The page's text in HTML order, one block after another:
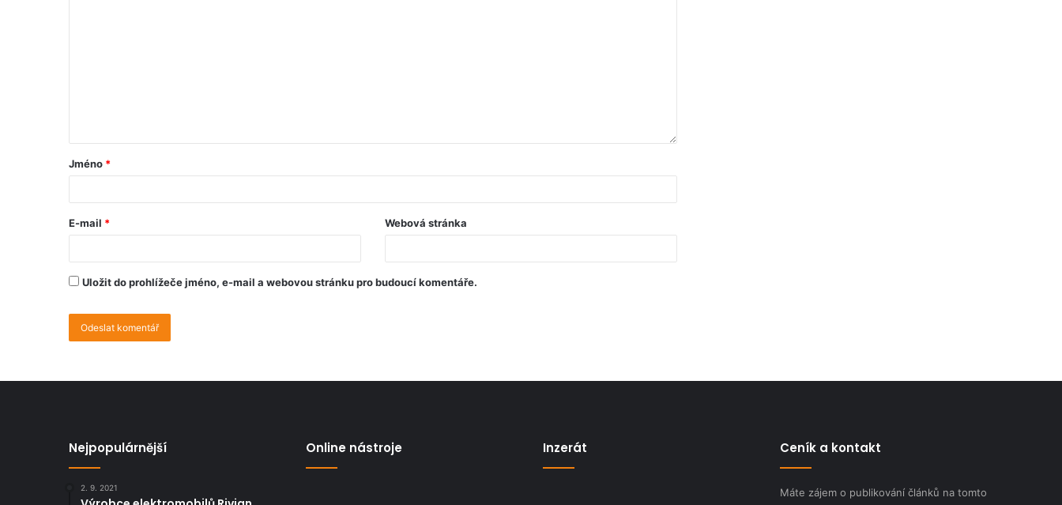
Jméno *
E-mail * Webová stránka
Uložit do prohlížeče jméno, e-mail a webovou stránku pro budoucí komentáře.
Nejpopulárnější
2. 9. 2021
Online nástroje Inzerát Ceník a kontakt
Máte zájem o publikování článků na tomto